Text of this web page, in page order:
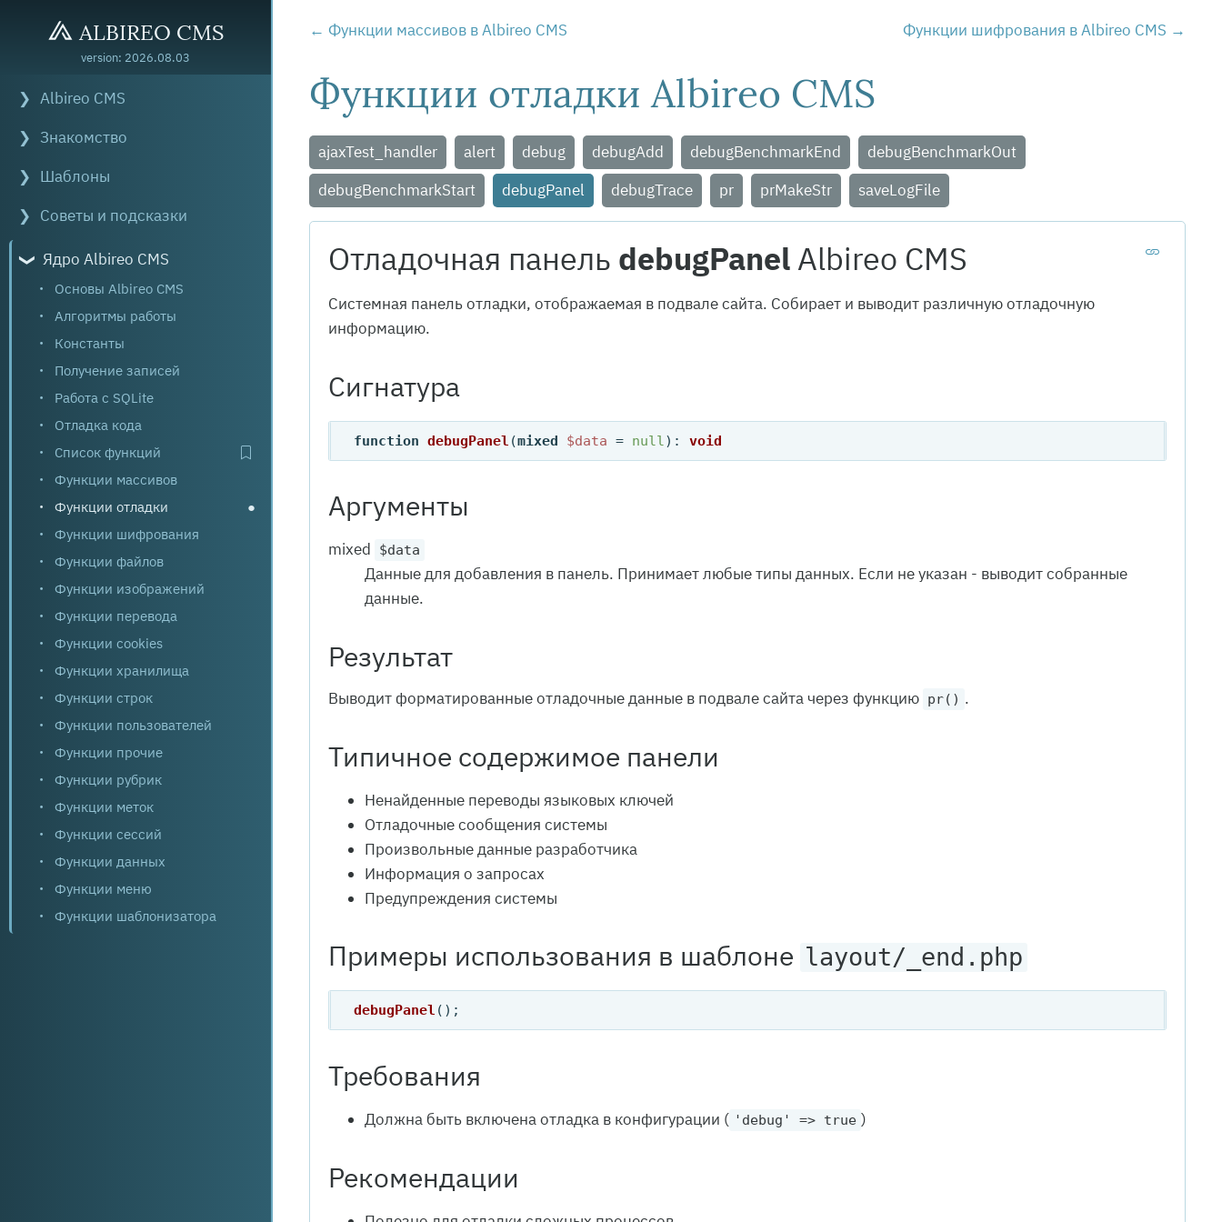
ALBIREO CMS
version: 2026.08.03
Albireo CMS
Знакомство
Шаблоны
Советы и подсказки
Ядро Albireo CMS
Основы Albireo CMS
Алгоритмы работы
Константы
Получение записей
Работа с SQLite
Отладка кода
Список функций
Функции массивов
Функции отладки
●
Функции шифрования
Функции файлов
Функции изображений
Функции перевода
Функции cookies
Функции хранилища
Функции строк
Функции пользователей
Функции прочие
Функции рубрик
Функции меток
Функции сессий
Функции данных
Функции меню
Функции шаблонизатора
Функции массивов в Albireo CMS Функции шифрования в Albireo CMS
Функции отладки Albireo CMS
ajaxTest_handler alert debug debugAdd debugBenchmarkEnd
debugBenchmarkOut
debugBenchmarkStart
debugPanel debugTrace pr prMakeStr saveLogFile
Отладочная панель debugPanel Albireo CMS
Системная панель отладки, отображаемая в подвале сайта. Собирает и выводит различную отладочную
информацию.
Сигнатура
function debugPanel (mixed $data = null): void
Аргументы
mixed $data
Данные для добавления в панель. Принимает любые типы данных. Если не указан - выводит собранные
данные.
Результат
Выводит форматированные отладочные данные в подвале сайта через функцию pr() .
Типичное содержимое панели
Ненайденные переводы языковых ключей
Отладочные сообщения системы
Произвольные данные разработчика
Информация о запросах
Предупреждения системы
Примеры использования в шаблоне layout/_end.php
debugPanel
Требования
Должна быть включена отладка в конфигурации ( 'debug' => true )
Рекомендации